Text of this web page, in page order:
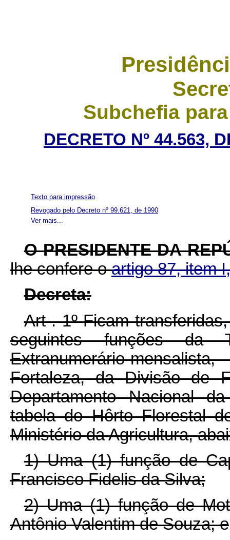
Subchefia
DECRETO Nº 44.563,
Ver mais...
Texto para impressão
Revogado pelo Decreto nº 99.621, de 1990
O PRESIDENTE DA
lhe confere oartigo 87, item
Decreta:
Art . 1º Ficam
seguintes funções da
Extranumerário-
Fortaleza, da Divisão de
Departamento Nacional
tabela do Hôrto Florestal
Ministério da Agricultura,
1) Uma (1) função de
Francisco Fidelis da Silva;
2) Uma (1) função de
Antônio Valentim de Souza; e